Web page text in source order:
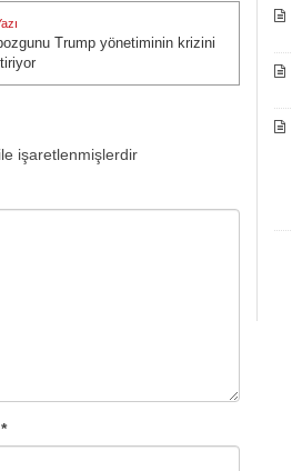
Trump yönetiminin krizini
işaretlenmişlerdir
*